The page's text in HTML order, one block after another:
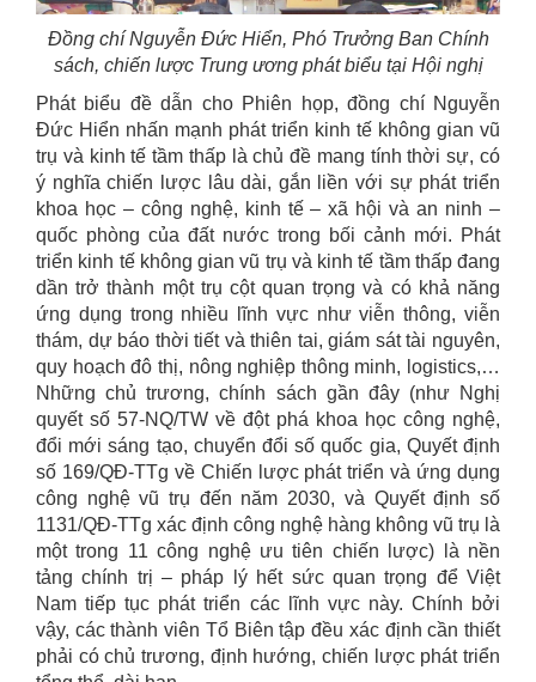
Đồng chí Nguyễn Đức Hiển, Phó Trưởng Ban Chính
sách, chiến lược Trung ương phát biểu tại Hội nghị
Phát biểu đề dẫn cho Phiên họp, đồng chí Nguyễn
Đức Hiển nhấn mạnh phát triển kinh tế không gian vũ
trụ và kinh tế tầm thấp là chủ đề mang tính thời sự, có
ý nghĩa chiến lược lâu dài, gắn liền với sự phát triển
khoa học – công nghệ, kinh tế – xã hội và an ninh –
quốc phòng của đất nước trong bối cảnh mới. Phát
triển kinh tế không gian vũ trụ và kinh tế tầm thấp đang
dần trở thành một trụ cột quan trọng và có khả năng
ứng dụng trong nhiều lĩnh vực như viễn thông, viễn
thám, dự báo thời tiết và thiên tai, giám sát tài nguyên,
quy hoạch đô thị, nông nghiệp thông minh, logistics,…
Những chủ trương, chính sách gần đây (như Nghị
quyết số 57-NQ/TW về đột phá khoa học công nghệ,
đổi mới sáng tạo, chuyển đổi số quốc gia, Quyết định
số 169/QĐ-TTg về Chiến lược phát triển và ứng dụng
công nghệ vũ trụ đến năm 2030, và Quyết định số
1131/QĐ-TTg xác định công nghệ hàng không vũ trụ là
một trong 11 công nghệ ưu tiên chiến lược) là nền
tảng chính trị – pháp lý hết sức quan trọng để Việt
Nam tiếp tục phát triển các lĩnh vực này. Chính bởi
vậy, các thành viên Tổ Biên tập đều xác định cần thiết
phải có chủ trương, định hướng, chiến lược phát triển